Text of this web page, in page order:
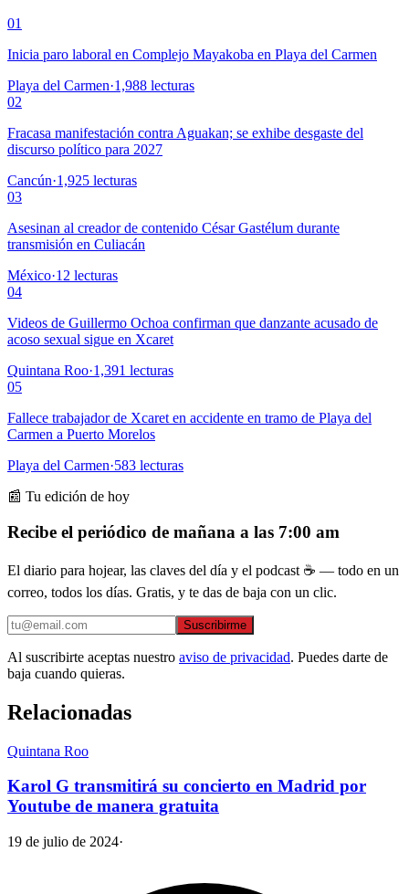
01
Inicia paro laboral en Complejo Mayakoba en Playa del Carmen
Playa del Carmen·1,988 lecturas
02
Fracasa manifestación contra Aguakan; se exhibe desgaste del
discurso político para 2027
Cancún·1,925 lecturas
03
Asesinan al creador de contenido César Gastélum durante
transmisión en Culiacán
México·12 lecturas
04
Videos de Guillermo Ochoa confirman que danzante acusado de
acoso sexual sigue en Xcaret
Quintana Roo·1,391 lecturas
05
Fallece trabajador de Xcaret en accidente en tramo de Playa del
Carmen a Puerto Morelos
Playa del Carmen·583 lecturas
📰 Tu edición de hoy
Recibe el periódico de mañana a las 7:00 am
El diario para hojear, las claves del día y el podcast ☕ — todo en un
correo, todos los días. Gratis, y te das de baja con un clic.
Suscribirme
Al suscribirte aceptas nuestro aviso de privacidad. Puedes darte de
baja cuando quieras.
Relacionadas
Quintana Roo
Karol G transmitirá su concierto en Madrid por
Youtube de manera gratuita
19 de julio de 2024·